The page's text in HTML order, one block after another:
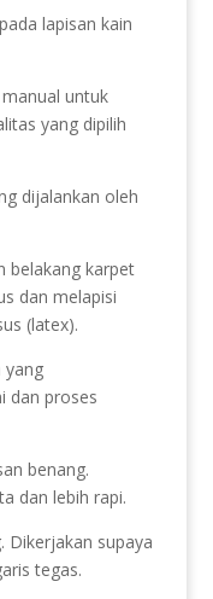
lapisan kain
untuk
yang dipilih
dijalankan oleh
belakang karpet
dan melapisi
(latex).
yang
dan proses
benang.
dan lebih rapi.
Dikerjakan supaya
tegas.